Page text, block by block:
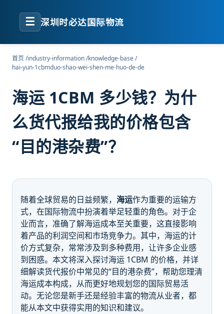
☰ 深圳时必达国际物流
首页/industry-information/knowledge-base/
hai-yun-1cbmduo-shao-wei-shen-me-huo-de-de
海运 1CBM 多少钱？为什
么货代报给我的价格包含
“目的港杂费”？
随着全球贸易的日益频繁， 海运作为重要的运输方
式，在国际物流中扮演着举足轻重的角色。对于企
业而言，准确了解海运成本至关重要，这直接影响
着产品的利润空间和市场竞争力。其中，海运的计
价方式复杂，常常涉及到多种费用，让许多企业感
到困惑。本文将深入探讨海运 1CBM 的价格，并详
细解读货代报价中常见的“目的港杂费”，帮助您理清
海运成本构成，从而更好地规划您的国际贸易活
动。无论您是新手还是经验丰富的物流从业者，都
能从本文中获得实用的知识和建议。